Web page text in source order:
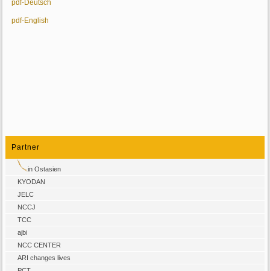
pdf-Deutsch
pdf-English
Partner
in Ostasien
KYODAN
JELC
NCCJ
TCC
ajbi
NCC CENTER
ARI changes lives